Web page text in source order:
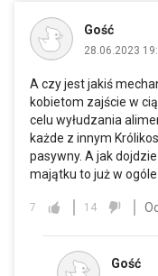
Gość
28.06.2023
A czy jest jakiś
kobietom zajście w
celu wyłudzania
każde z innym
pasywny. A jak
majątku to już w
7 14
Gość